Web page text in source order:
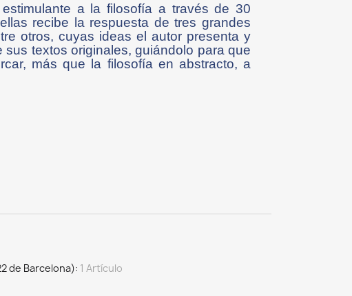
a la filosofía a través de 30
recibe la respuesta de tres grandes
otros, cuyas ideas el autor presenta y
textos originales, guiándolo para que
más que la filosofía en abstracto, a
de Barcelona) 1 Artículo